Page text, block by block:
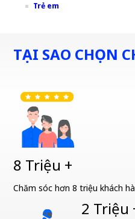
Trẻ em
TẠI SAO CHỌN
8 Triệu +
Chăm sóc hơn 8 triệu khách
2 Triệu